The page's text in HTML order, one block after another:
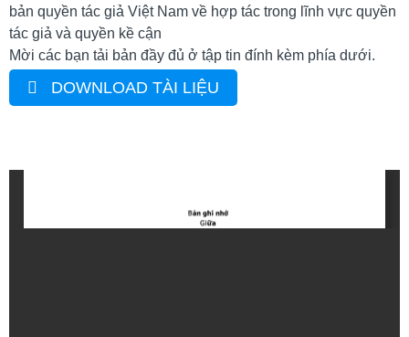
bản quyền tác giả Việt Nam về hợp tác trong lĩnh vực quyền
tác giả và quyền kề cận
Mời các bạn tải bản đầy đủ ở tập tin đính kèm phía dưới.
DOWNLOAD TÀI LIỆU